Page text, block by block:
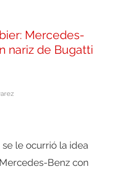
Mercedes-
nariz de Bugatti
le ocurrió la idea
Benz con